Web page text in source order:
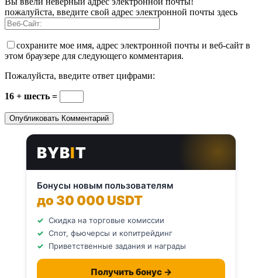
пожалуйста, введите свой адрес электронной почты здесь
сохраните мое имя, адрес электронной почты и веб-сайт в
этом браузере для следующего комментария.
Пожалуйста, введите ответ цифрами:
16 + шесть =
BYBIT
Бонусы новым пользователям
до 30 000 USDT
Скидка на торговые комиссии
Спот, фьючерсы и копитрейдинг
Приветственные задания и награды
Получить бонус →